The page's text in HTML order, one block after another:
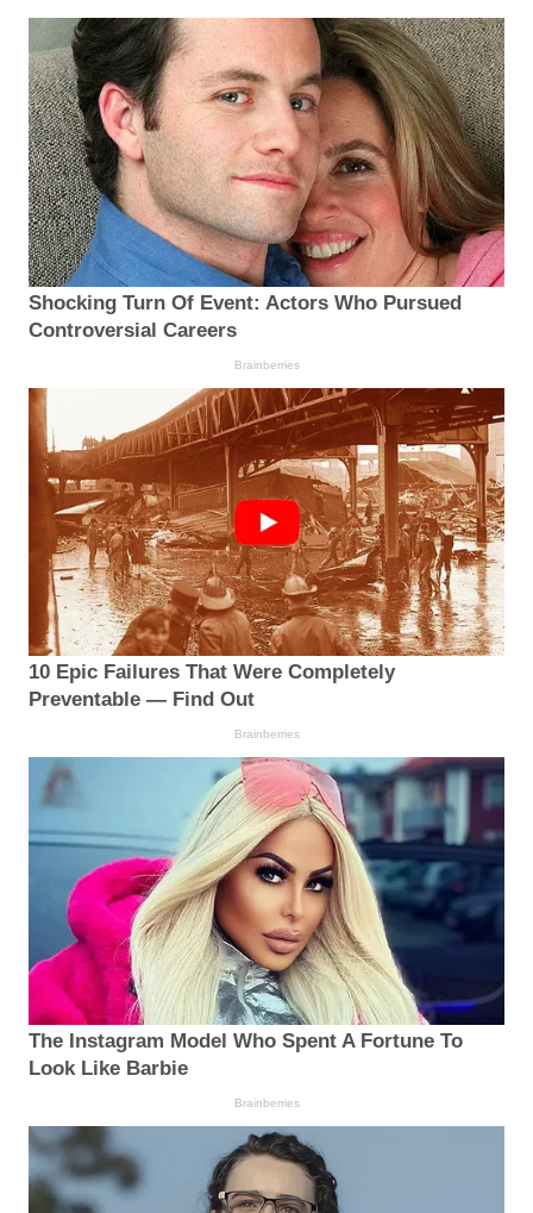
Shocking Turn Of Event: Actors Who Pursued
Controversial Careers
Brainberries
10 Epic Failures That Were Completely
Preventable — Find Out
Brainberries
The Instagram Model Who Spent A Fortune To
Look Like Barbie
Brainberries